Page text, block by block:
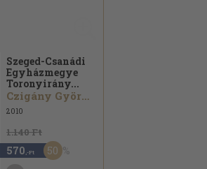
Szeged-Csanádi
Egyházmegye
Toronyirány...
Czigány György...
2010
1.140 Ft
570 ,-Ft 50